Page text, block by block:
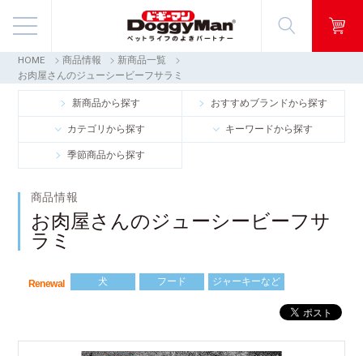
商品情報
映像ギャラリー
知る・楽しむ
お客様窓口・Q＆A
会社情報
採用情報
HOME 商品情報
新商品一覧
お肉屋さんのジューシービーフサラミ
新商品から探す おすすめブランドから探す
カテゴリから探す キーワードから探す
季節商品から探す
商品情報
お肉屋さんのジューシービーフサ
ラミ
Renewal 犬 フード ジャーキーなど